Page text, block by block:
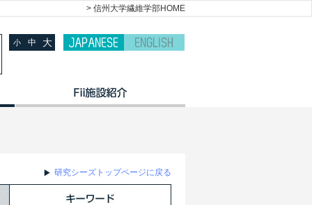
> 信州大学繊維学部HOME
小 中 大
研究シーズトップページに戻る